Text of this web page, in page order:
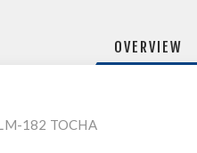
OVERVIEW
182 TOCHA